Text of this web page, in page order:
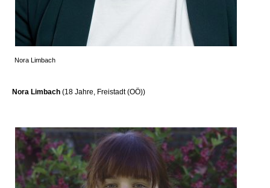
Nora Limbach
Nora Limbach (18 Jahre, Freistadt (OÖ))